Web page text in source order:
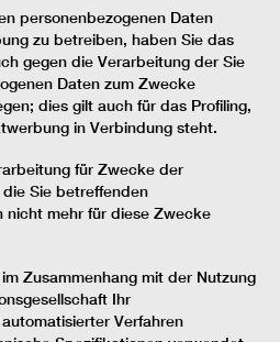
personenbezogenen Daten
zu betreiben, haben Sie das
gegen die Verarbeitung der Sie
Daten zum Zwecke
dies gilt auch für das Profiling,
in Verbindung steht.
für Zwecke der
Sie betreffenden
nicht mehr für diese Zwecke
Zusammenhang mit der Nutzung
Ihr
Verfahren